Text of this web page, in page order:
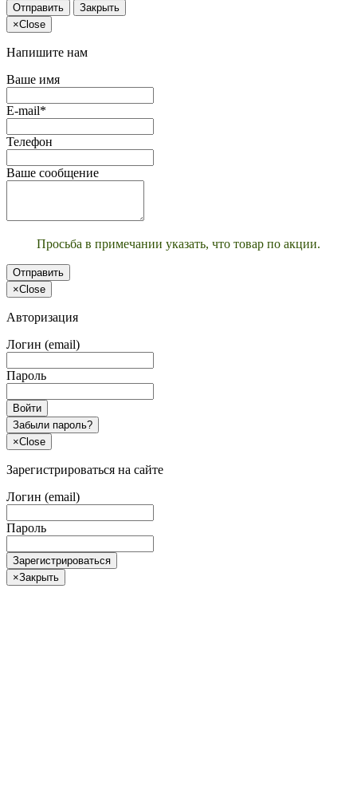
Отправить
Закрыть
×Close
Напишите нам
Ваше имя
E-mail*
Телефон
Ваше сообщение
Просьба в примечании указать, что товар по акции.
Отправить
×Close
Авторизация
Логин (email)
Пароль
Войти
Забыли пароль?
×Close
Зарегистрироваться на сайте
Логин (email)
Пароль
Зарегистрироваться
×Закрыть